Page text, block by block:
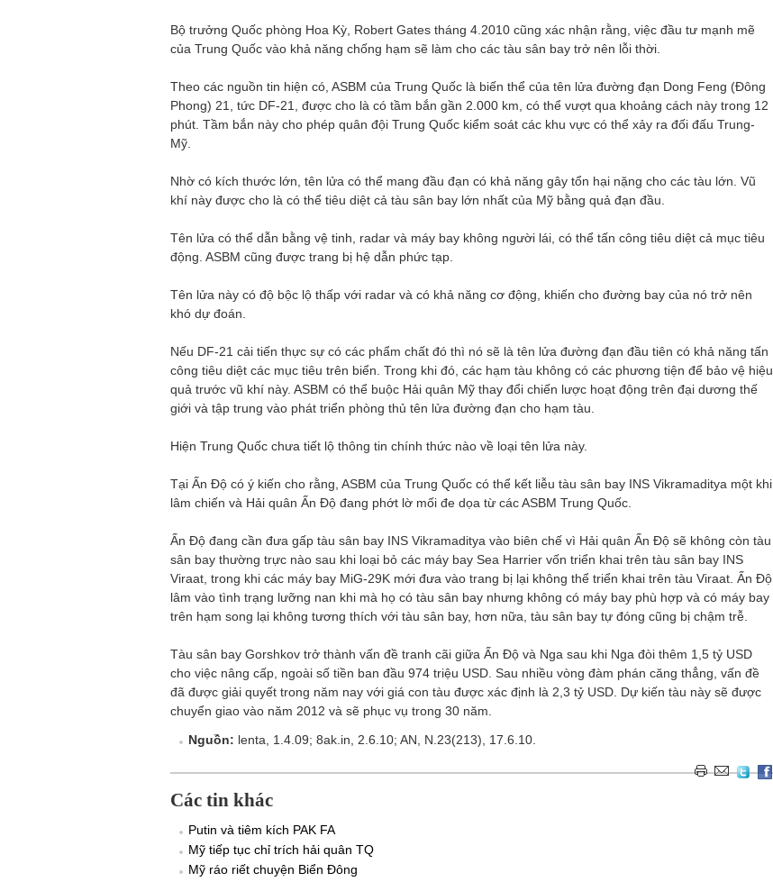
Bộ trưởng Quốc phòng Hoa Kỳ, Robert Gates tháng 4.2010 cũng xác nhận rằng, việc đầu tư mạnh mẽ
của Trung Quốc vào khả năng chống hạm sẽ làm cho các tàu sân bay trở nên lỗi thời.
Theo các nguồn tin hiện có, ASBM của Trung Quốc là biến thể của tên lửa đường đạn Dong Feng (Đông
Phong) 21, tức DF-21, được cho là có tầm bắn gần 2.000 km, có thể vượt qua khoảng cách này trong 12
phút. Tầm bắn này cho phép quân đội Trung Quốc kiểm soát các khu vực có thể xảy ra đối đấu Trung-
Mỹ.
Nhờ có kích thước lớn, tên lửa có thể mang đầu đạn có khả năng gây tổn hại nặng cho các tàu lớn. Vũ
khí này được cho là có thể tiêu diệt cả tàu sân bay lớn nhất của Mỹ bằng quả đạn đầu.
Tên lửa có thể dẫn bằng vệ tinh, radar và máy bay không người lái, có thể tấn công tiêu diệt cả mục tiêu
động. ASBM cũng được trang bị hệ dẫn phức tạp.
Tên lửa này có độ bộc lộ thấp với radar và có khả năng cơ động, khiến cho đường bay của nó trở nên
khó dự đoán.
Nếu DF-21 cải tiến thực sự có các phẩm chất đó thì nó sẽ là tên lửa đường đạn đầu tiên có khả năng tấn
công tiêu diệt các mục tiêu trên biển. Trong khi đó, các hạm tàu không có các phương tiện để bảo vệ hiệu
quả trước vũ khí này. ASBM có thể buộc Hải quân Mỹ thay đổi chiến lược hoạt động trên đại dương thế
giới và tập trung vào phát triển phòng thủ tên lửa đường đạn cho hạm tàu.
Hiện Trung Quốc chưa tiết lộ thông tin chính thức nào về loại tên lửa này.
Tại Ấn Độ có ý kiến cho rằng, ASBM của Trung Quốc có thể kết liễu tàu sân bay INS Vikramaditya một khi
lâm chiến và Hải quân Ấn Độ đang phớt lờ mối đe dọa từ các ASBM Trung Quốc.
Ấn Độ đang cần đưa gấp tàu sân bay INS Vikramaditya vào biên chế vì Hải quân Ấn Độ sẽ không còn tàu
sân bay thường trực nào sau khi loại bỏ các máy bay Sea Harrier vốn triển khai trên tàu sân bay INS
Viraat, trong khi các máy bay MiG-29K mới đưa vào trang bị lại không thể triển khai trên tàu Viraat. Ấn Độ
lâm vào tình trạng lưỡng nan khi mà họ có tàu sân bay nhưng không có máy bay phù hợp và có máy bay
trên hạm song lại không tương thích với tàu sân bay, hơn nữa, tàu sân bay tự đóng cũng bị chậm trễ.
Tàu sân bay Gorshkov trở thành vấn đề tranh cãi giữa Ấn Độ và Nga sau khi Nga đòi thêm 1,5 tỷ USD
cho việc nâng cấp, ngoài số tiền ban đầu 974 triệu USD. Sau nhiều vòng đàm phán căng thẳng, vấn đề
đã được giải quyết trong năm nay với giá con tàu được xác định là 2,3 tỷ USD. Dự kiến tàu này sẽ được
chuyển giao vào năm 2012 và sẽ phục vụ trong 30 năm.
Nguồn: lenta, 1.4.09; 8ak.in, 2.6.10; AN, N.23(213), 17.6.10.
Các tin khác
Putin và tiêm kích PAK FA
Mỹ tiếp tục chỉ trích hải quân TQ
Mỹ ráo riết chuyện Biển Đông